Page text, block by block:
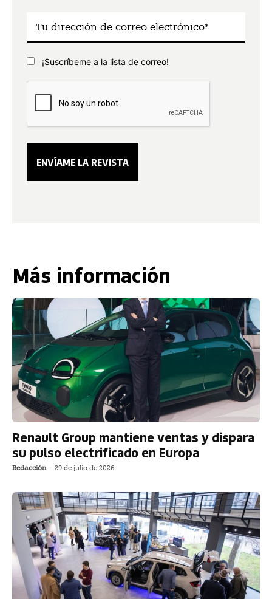
¡Suscríbeme a la lista de correo!
Más información
Renault Group mantiene ventas y dispara
su pulso electrificado en Europa
Redacción - 29 de julio de 2026